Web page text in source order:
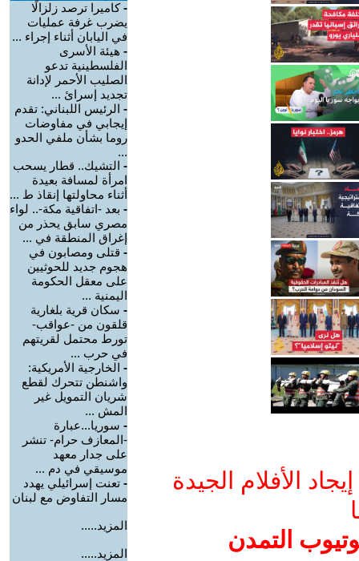
الأفلام الجيدة
التمدن
-كاميرا ترصد زلزالًا
يضرب غرفة عمليات
في اليابان أثناء إجراء ...
- هيئة الأسرى
الفلسطينية تدعو
الصليب الأحمر لإدانة
تجديد إسرائ ...
- الرئيس اللبناني: تقدم
إيجابي في مفاوضات
روما بشأن ملفي الحدو
...
- التشيك.. قطار يسحب
امرأة لمسافة بعيدة
أثناء محاولتها إنقاذ ط ...
- بعد -اتفاقية مكة-.. لواء
مصري سابق يحذر من
إغراق المنطقة في ...
- قتلى ومصابون في
هجوم جديد للحوثيين
على معقل الحكومة
اليمنية ...
- سكان قرية بلغارية
قلقون من -عواقب-
تورط محتمل لقريتهم
في حرب ...
- الخارجية الأمريكية:
واشنطن تتحرك لقطع
شريان التمويل غير
المش ...
- سوريا...عبارة
-المعازف حرام- تنشر
على جدار معهد
موسيقي في دم ...
- تعنت إسرائيلي يهدد
مسار التفاوض مع لبنان
المزيد.....
المزيد.....